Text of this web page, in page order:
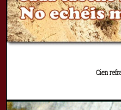
Cien